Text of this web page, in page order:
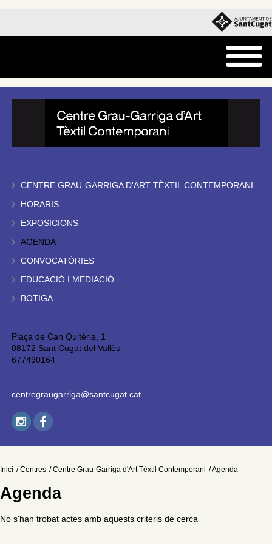
CENTRE GRAU-GARRIGA D'ART TÈXTIL CONTEMPORANI
HORARIS
EXPOSICIONS
AGENDA
CONVOCATÒRIES
EDUCACIÓ I MEDIACIÓ
BOTIGA
Plaça de Can Quitèria, 1
08172 Sant Cugat del Vallès
677490164
centregraugarriga@santcugat.cat
Inici Centres Centre Grau-Garriga d'Art Tèxtil Contemporani Agenda
Agenda
No s'han trobat actes amb aquests criteris de cerca